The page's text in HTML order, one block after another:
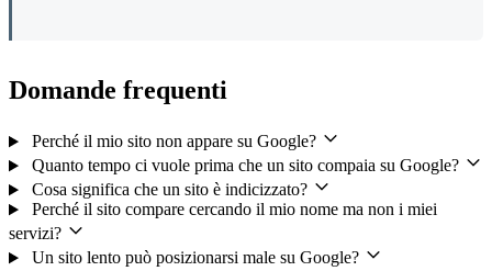
Domande frequenti
Perché il mio sito non appare su Google?
Quanto tempo ci vuole prima che un sito compaia su Google?
Cosa significa che un sito è indicizzato?
Perché il sito compare cercando il mio nome ma non i miei
servizi?
Un sito lento può posizionarsi male su Google?